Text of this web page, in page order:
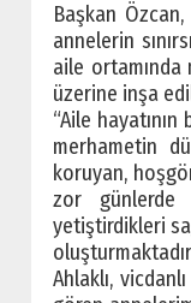
Başkan
annelerin
aile
üzerine inşa
“Aile
merhametin
koruyan,
zor günlerde
yetiştirdikleri
Ahlaklı,